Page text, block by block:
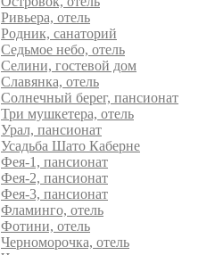
Ривьера, отель
Родник, санаторий
Седьмое небо, отель
Селини, гостевой дом
Славянка, отель
Солнечный берег, пансионат
Три мушкетера, отель
Урал, пансионат
Усадьба Шато Каберне
Фея-1, пансионат
Фея-2, пансионат
Фея-3, пансионат
Фламинго, отель
Фотини, отель
Черноморочка, отель